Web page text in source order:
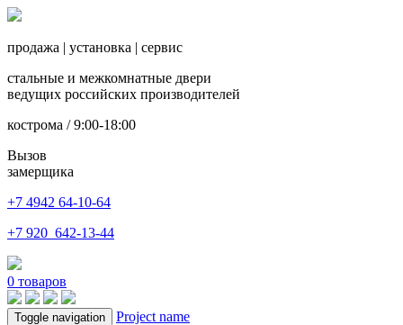
продажа | установка | сервис
стальные и межкомнатные двери
ведущих российских производителей
кострома / 9:00-18:00
Вызов
замерщика
+7 4942 64-10-64
+7 920 642-13-44
0 товаров
Toggle navigation Project name